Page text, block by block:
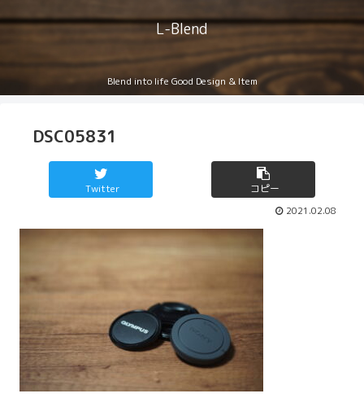
L-Blend
Blend into life Good Design & Item
DSC05831
Twitter コピー
2021.02.08